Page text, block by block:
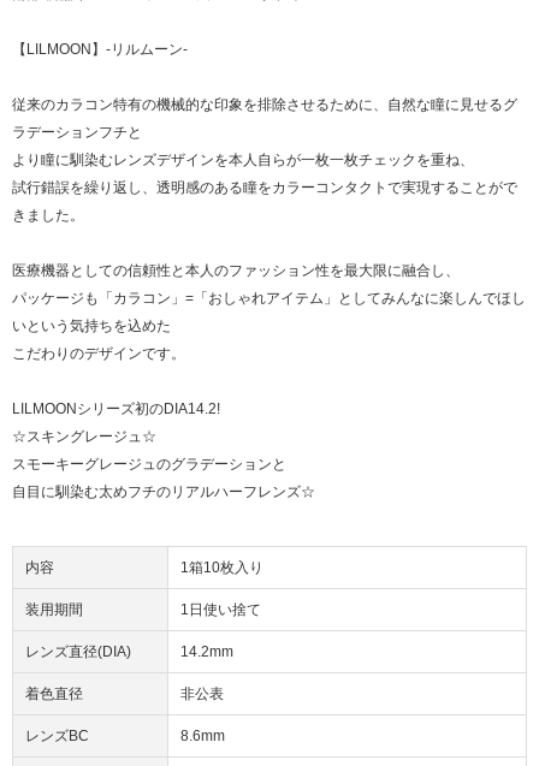
【LILMOON】-リルムーン-
従来のカラコン特有の機械的な印象を排除させるために、自然な瞳に見せるグ
ラデーションフチと
より瞳に馴染むレンズデザインを本人自らが一枚一枚チェックを重ね、
試行錯誤を繰り返し、透明感のある瞳をカラーコンタクトで実現することがで
きました。
医療機器としての信頼性と本人のファッション性を最大限に融合し、
パッケージも「カラコン」=「おしゃれアイテム」としてみんなに楽しんでほし
いという気持ちを込めた
こだわりのデザインです。
LILMOONシリーズ初のDIA14.2!
☆スキングレージュ☆
スモーキーグレージュのグラデーションと
自目に馴染む太めフチのリアルハーフレンズ☆
内容 1箱10枚入り
装用期間 1日使い捨て
レンズ直径(DIA) 14.2mm
着色直径 非公表
レンズBC 8.6mm